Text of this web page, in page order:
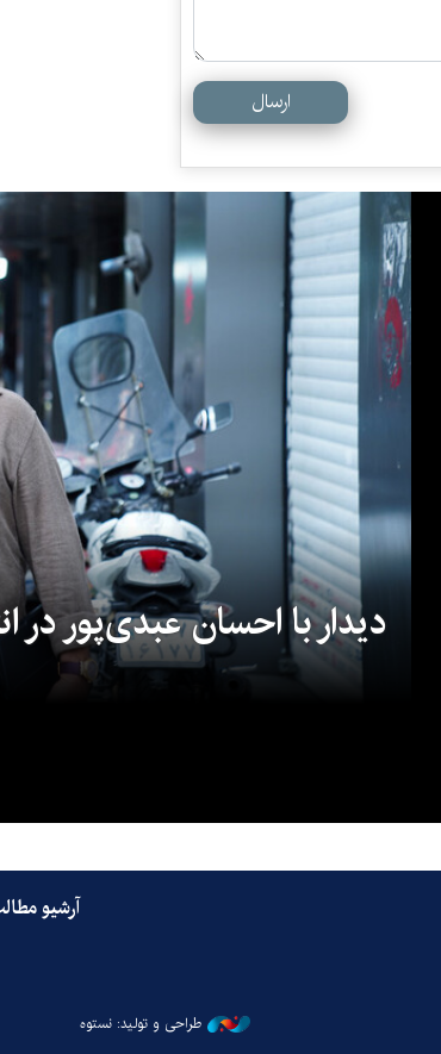
ارسال
دیدار با احسان عبدی‌پور در
آرشیو
طراحی و تولید: نستوه